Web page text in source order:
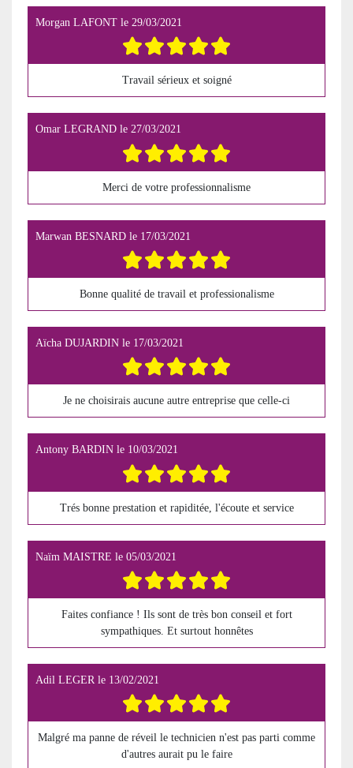
Morgan LAFONT le 29/03/2021
Travail sérieux et soigné
Omar LEGRAND le 27/03/2021
Merci de votre professionnalisme
Marwan BESNARD le 17/03/2021
Bonne qualité de travail et professionalisme
Aïcha DUJARDIN le 17/03/2021
Je ne choisirais aucune autre entreprise que celle-ci
Antony BARDIN le 10/03/2021
Trés bonne prestation et rapiditée, l'écoute et service
Naïm MAISTRE le 05/03/2021
Faites confiance ! Ils sont de très bon conseil et fort
sympathiques. Et surtout honnêtes
Adil LEGER le 13/02/2021
Malgré ma panne de réveil le technicien n'est pas parti comme
d'autres aurait pu le faire